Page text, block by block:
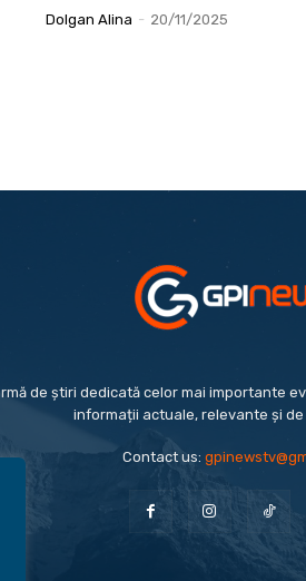
Dolgan Alina - 20/11/2025
de știri dedicată celor mai importante
informații actuale, relevante și de
Contact us: